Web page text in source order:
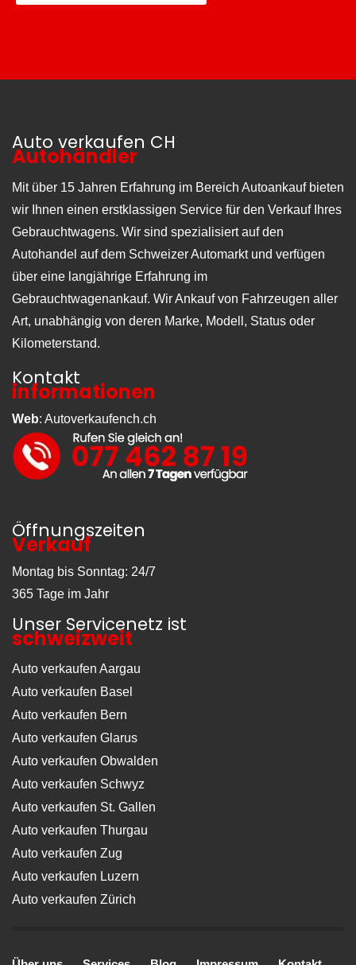
Auto verkaufen CH
Autohändler
Mit über 15 Jahren Erfahrung im Bereich Autoankauf bieten
wir Ihnen einen erstklassigen Service für den Verkauf Ihres
Gebrauchtwagens. Wir sind spezialisiert auf den
Autohandel auf dem Schweizer Automarkt und verfügen
über eine langjährige Erfahrung im
Gebrauchtwagenankauf. Wir Ankauf von Fahrzeugen aller
Art, unabhängig von deren Marke, Modell, Status oder
Kilometerstand.
Kontakt
informationen
Web: Autoverkaufench.ch
Öffnungszeiten
Verkauf
Montag bis Sonntag: 24/7
365 Tage im Jahr
Unser Servicenetz ist
schweizweit
Auto verkaufen Aargau
Auto verkaufen Basel
Auto verkaufen Bern
Auto verkaufen Glarus
Auto verkaufen Obwalden
Auto verkaufen Schwyz
Auto verkaufen St. Gallen
Auto verkaufen Thurgau
Auto verkaufen Zug
Auto verkaufen Luzern
Auto verkaufen Zürich